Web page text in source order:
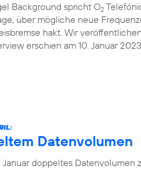
Background spricht O2
über mögliche neue
hakt. Wir
erschien am 10. Januar
Datenvolumen
doppeltes Datenvolumen